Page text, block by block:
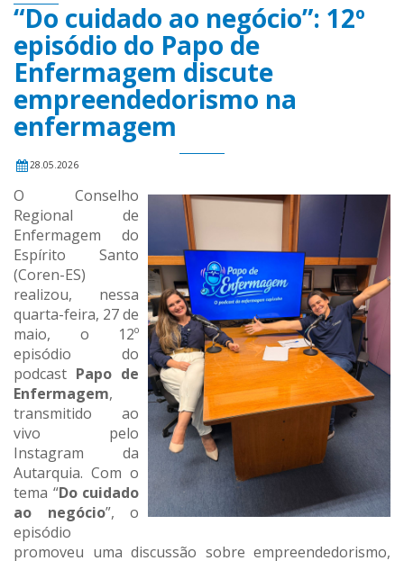
“Do cuidado ao negócio”: 12º
episódio do Papo de
Enfermagem discute
empreendedorismo na
enfermagem
28.05.2026
O Conselho
Regional de
Enfermagem do
Espírito Santo
(Coren-ES)
realizou, nessa
quarta-feira, 27 de
maio, o 12º
episódio do
podcast Papo de
Enfermagem,
transmitido ao
vivo pelo
Instagram da
Autarquia. Com o
tema “Do cuidado
ao negócio”, o
episódio
promoveu uma discussão sobre empreendedorismo,